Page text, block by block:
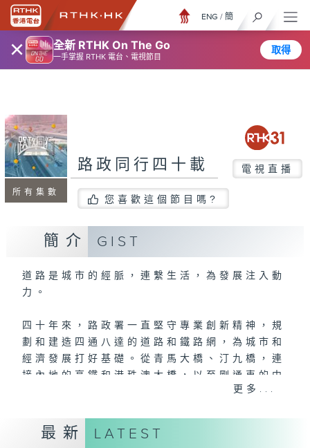
× 全新 RTHK On The Go
一手掌握 RTHK 電台、電視節目
取得
ENG / 簡
所有集數
路政同行四十載 電視直播
您喜歡這個節目嗎?
簡介 GIST
道路是城市的經脈，連繫生活，為發展注入動
力。
四十年來，路政署一直堅守專業創新精神，規
劃和建造四通八達的道路和鐵路網，為城市和
經濟發展打好基礎。從青馬大橋、汀九橋，連
接內地的高鐵和港珠澳大橋，以至剛通車的中
九龍繞道、未來的港深西部鐵路，都與香港發
而從日常到緊急，由市區到郊區，道路網的建
更多...
最新 LATEST